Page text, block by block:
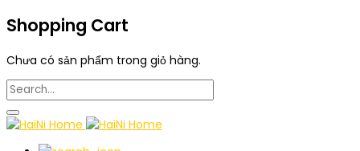
Shopping Cart
Chưa có sản phẩm trong giỏ hàng.